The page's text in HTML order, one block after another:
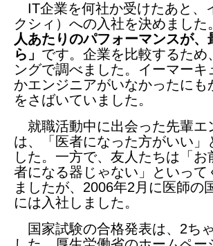
IT企業を何社か受けたあと、
クシィ）への入社を決めました
人あたりのパフォーマンスが
ら」 です。企業を比較するた
ングで調べました。イーマー
かエンジニアがいなかったに
をさばいていました。
就職活動中に出会った先輩エ
は、「医者になった方がいい
した。一方で、友人たちは「
者になる器じゃない」といっ
ましたが、2006年2月に医師の
には入社しました。
国家試験の合格発表は、2ち